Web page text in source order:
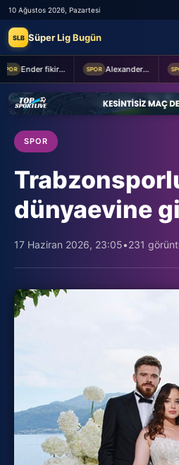
10 Ağustos 2026, Pazartesi
SLB Süper Lig Bugün
Ender fikirler SPOR Alexander Nübel: En önemlisi takım halinde oynamak
SPOR
dünyaevine
17 Haziran 2026, 23:05•231